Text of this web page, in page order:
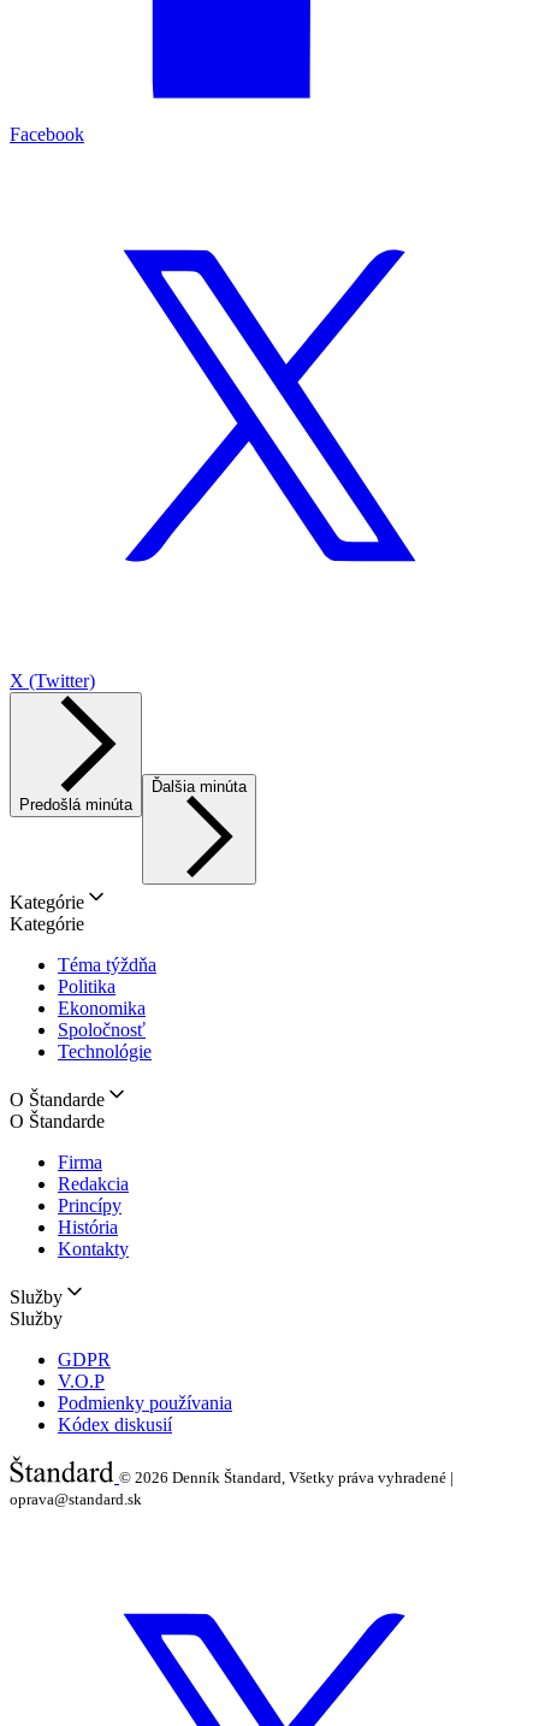
Facebook
X (Twitter)
Predošlá minúta
Ďalšia minúta
Kategórie
Kategórie
Téma týždňa
Politika
Ekonomika
Spoločnosť
Technológie
O Štandarde
O Štandarde
Firma
Redakcia
Princípy
História
Kontakty
Služby
Služby
GDPR
V.O.P
Podmienky používania
Kódex diskusií
© 2026 Denník Štandard, Všetky práva vyhradené |
oprava@standard.sk